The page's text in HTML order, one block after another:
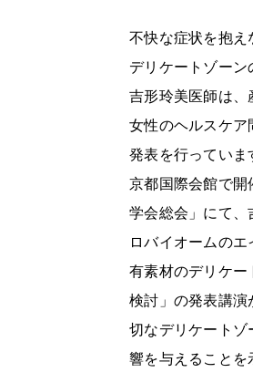
不快な症状を抱え
デリケートゾーン
吉形玲美医師は、
女性のヘルスケア
発表を行ってい
京都国際会館で開
学会総会」にて、
ロバイオームの
有素材のデリケー
検討」の発表講演
切なデリケートゾ
響を与えることを